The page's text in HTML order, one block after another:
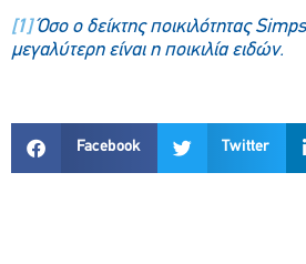
[1]Όσο ο δείκτης ποικιλότητας
μεγαλύτερη είναι η ποικιλία ειδών.
Facebook Twitter